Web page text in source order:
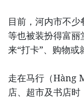
目前，河内市不
等也被装扮得富
来“打卡”、购物或
走在马行（Hàng
店、超市及书店